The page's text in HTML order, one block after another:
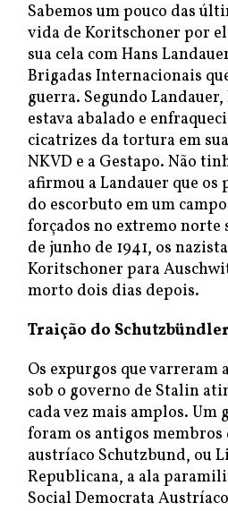
Sabemos um pouco das
vida de Koritschoner por
sua cela com Hans
Brigadas Internacionais
guerra. Segundo
estava abalado e
cicatrizes da tortura em
NKVD e a Gestapo. Não
afirmou a Landauer que os
do escorbuto em um
forçados no extremo norte
de junho de 1941, os
Koritschoner para
morto dois dias depois.
Traição do Schutzbündler
Os expurgos que varreram
sob o governo de Stalin
cada vez mais amplos. Um
foram os antigos
austríaco Schutzbund, ou
Republicana, a ala
Social Democrata